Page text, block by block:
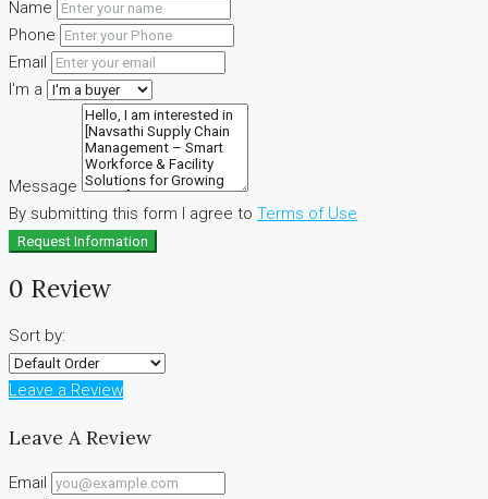
Name
Phone
Email
I'm a
Message
By submitting this form I agree to Terms of Use
Request Information
0 Review
Sort by:
Leave a Review
Leave A Review
Email